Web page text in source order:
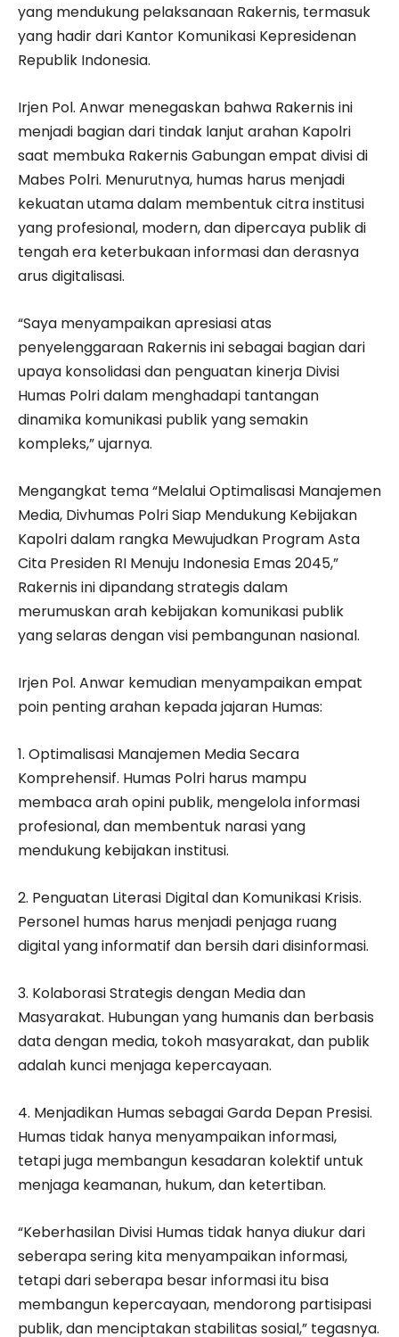
yang mendukung pelaksanaan Rakernis, termasuk
yang hadir dari Kantor Komunikasi Kepresidenan
Republik Indonesia.
Irjen Pol. Anwar menegaskan bahwa Rakernis ini
menjadi bagian dari tindak lanjut arahan Kapolri
saat membuka Rakernis Gabungan empat divisi di
Mabes Polri. Menurutnya, humas harus menjadi
kekuatan utama dalam membentuk citra institusi
yang profesional, modern, dan dipercaya publik di
tengah era keterbukaan informasi dan derasnya
arus digitalisasi.
“Saya menyampaikan apresiasi atas
penyelenggaraan Rakernis ini sebagai bagian dari
upaya konsolidasi dan penguatan kinerja Divisi
Humas Polri dalam menghadapi tantangan
dinamika komunikasi publik yang semakin
kompleks,” ujarnya.
Mengangkat tema “Melalui Optimalisasi Manajemen
Media, Divhumas Polri Siap Mendukung Kebijakan
Kapolri dalam rangka Mewujudkan Program Asta
Cita Presiden RI Menuju Indonesia Emas 2045,”
Rakernis ini dipandang strategis dalam
merumuskan arah kebijakan komunikasi publik
yang selaras dengan visi pembangunan nasional.
Irjen Pol. Anwar kemudian menyampaikan empat
poin penting arahan kepada jajaran Humas:
1. Optimalisasi Manajemen Media Secara
Komprehensif. Humas Polri harus mampu
membaca arah opini publik, mengelola informasi
profesional, dan membentuk narasi yang
mendukung kebijakan institusi.
2. Penguatan Literasi Digital dan Komunikasi Krisis.
Personel humas harus menjadi penjaga ruang
digital yang informatif dan bersih dari disinformasi.
3. Kolaborasi Strategis dengan Media dan
Masyarakat. Hubungan yang humanis dan berbasis
data dengan media, tokoh masyarakat, dan publik
adalah kunci menjaga kepercayaan.
4. Menjadikan Humas sebagai Garda Depan Presisi.
Humas tidak hanya menyampaikan informasi,
tetapi juga membangun kesadaran kolektif untuk
menjaga keamanan, hukum, dan ketertiban.
“Keberhasilan Divisi Humas tidak hanya diukur dari
seberapa sering kita menyampaikan informasi,
tetapi dari seberapa besar informasi itu bisa
membangun kepercayaan, mendorong partisipasi
publik, dan menciptakan stabilitas sosial,” tegasnya.